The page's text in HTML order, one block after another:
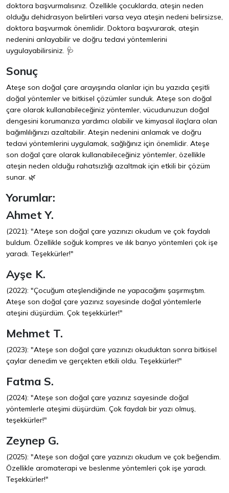
doktora başvurmalısınız. Özellikle çocuklarda, ateşin neden
olduğu dehidrasyon belirtileri varsa veya ateşin nedeni belirsizse,
doktora başvurmak önemlidir. Doktora başvurarak, ateşin
nedenini anlayabilir ve doğru tedavi yöntemlerini
uygulayabilirsiniz. 🩺
Sonuç
Ateşe son doğal çare arayışında olanlar için bu yazıda çeşitli
doğal yöntemler ve bitkisel çözümler sunduk. Ateşe son doğal
çare olarak kullanabileceğiniz yöntemler, vücudunuzun doğal
dengesini korumanıza yardımcı olabilir ve kimyasal ilaçlara olan
bağımlılığınızı azaltabilir. Ateşin nedenini anlamak ve doğru
tedavi yöntemlerini uygulamak, sağlığınız için önemlidir. Ateşe
son doğal çare olarak kullanabileceğiniz yöntemler, özellikle
ateşin neden olduğu rahatsızlığı azaltmak için etkili bir çözüm
sunar. 🌿
Yorumlar:
Ahmet Y.
(2021): "Ateşe son doğal çare yazınızı okudum ve çok faydalı
buldum. Özellikle soğuk kompres ve ılık banyo yöntemleri çok işe
yaradı. Teşekkürler!"
Ayşe K.
(2022): "Çocuğum ateşlendiğinde ne yapacağımı şaşırmıştım.
Ateşe son doğal çare yazınız sayesinde doğal yöntemlerle
ateşini düşürdüm. Çok teşekkürler!"
Mehmet T.
(2023): "Ateşe son doğal çare yazınızı okuduktan sonra bitkisel
çaylar denedim ve gerçekten etkili oldu. Teşekkürler!"
Fatma S.
(2024): "Ateşe son doğal çare yazınız sayesinde doğal
yöntemlerle ateşimi düşürdüm. Çok faydalı bir yazı olmuş,
teşekkürler!"
Zeynep G.
(2025): "Ateşe son doğal çare yazınızı okudum ve çok beğendim.
Özellikle aromaterapi ve beslenme yöntemleri çok işe yaradı.
Teşekkürler!"